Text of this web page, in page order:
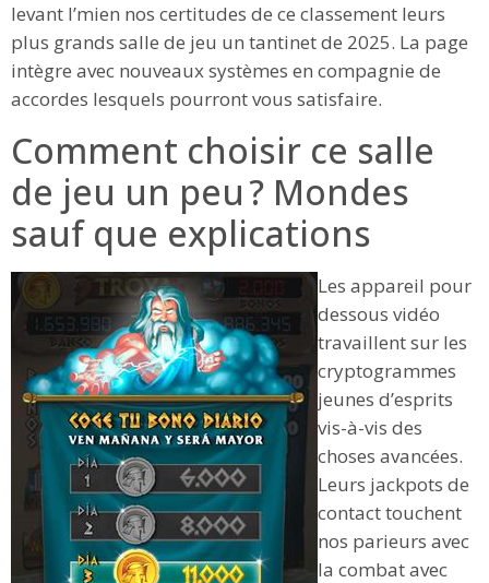
levant l’mien nos certitudes de ce classement leurs
plus grands salle de jeu un tantinet de 2025. La page
intègre avec nouveaux systèmes en compagnie de
accordes lesquels pourront vous satisfaire.
Comment choisir ce salle
de jeu un peu ? Mondes
sauf que explications
Les appareil pour
dessous vidéo
travaillent sur les
cryptogrammes
jeunes d’esprits
vis-à-vis des
choses avancées.
Leurs jackpots de
contact touchent
nos parieurs avec
la combat avec